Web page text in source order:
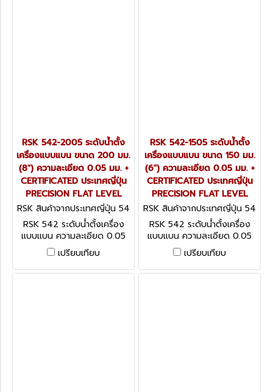
RSK 542-2005 ระดับน้ำตั้ง
เครื่องแบบแบน ขนาด 200 มม.
(8") ความละเอียด 0.05 มม. +
CERTIFICATED ประเทศญี่ปุ่น
PRECISION FLAT LEVEL
RSK สินค้าจากประเทศญี่ปุ่น 54
2-2005
RSK 542 ระดับน้ำตั้งเครื่อง
แบบแบน ความละเอียด 0.05
มม. + CERTIFICATED ประเทศ
ญี่ปุ่น PRECISION FLAT
LEVEL
เปรียบเทียบ
RSK 542-1505 ระดับน้ำตั้ง
เครื่องแบบแบน ขนาด 150 มม.
(6") ความละเอียด 0.05 มม. +
CERTIFICATED ประเทศญี่ปุ่น
PRECISION FLAT LEVEL
RSK สินค้าจากประเทศญี่ปุ่น 54
2-1505
RSK 542 ระดับน้ำตั้งเครื่อง
แบบแบน ความละเอียด 0.05
มม. + CERTIFICATED ประเทศ
ญี่ปุ่น PRECISION FLAT
LEVEL
เปรียบเทียบ